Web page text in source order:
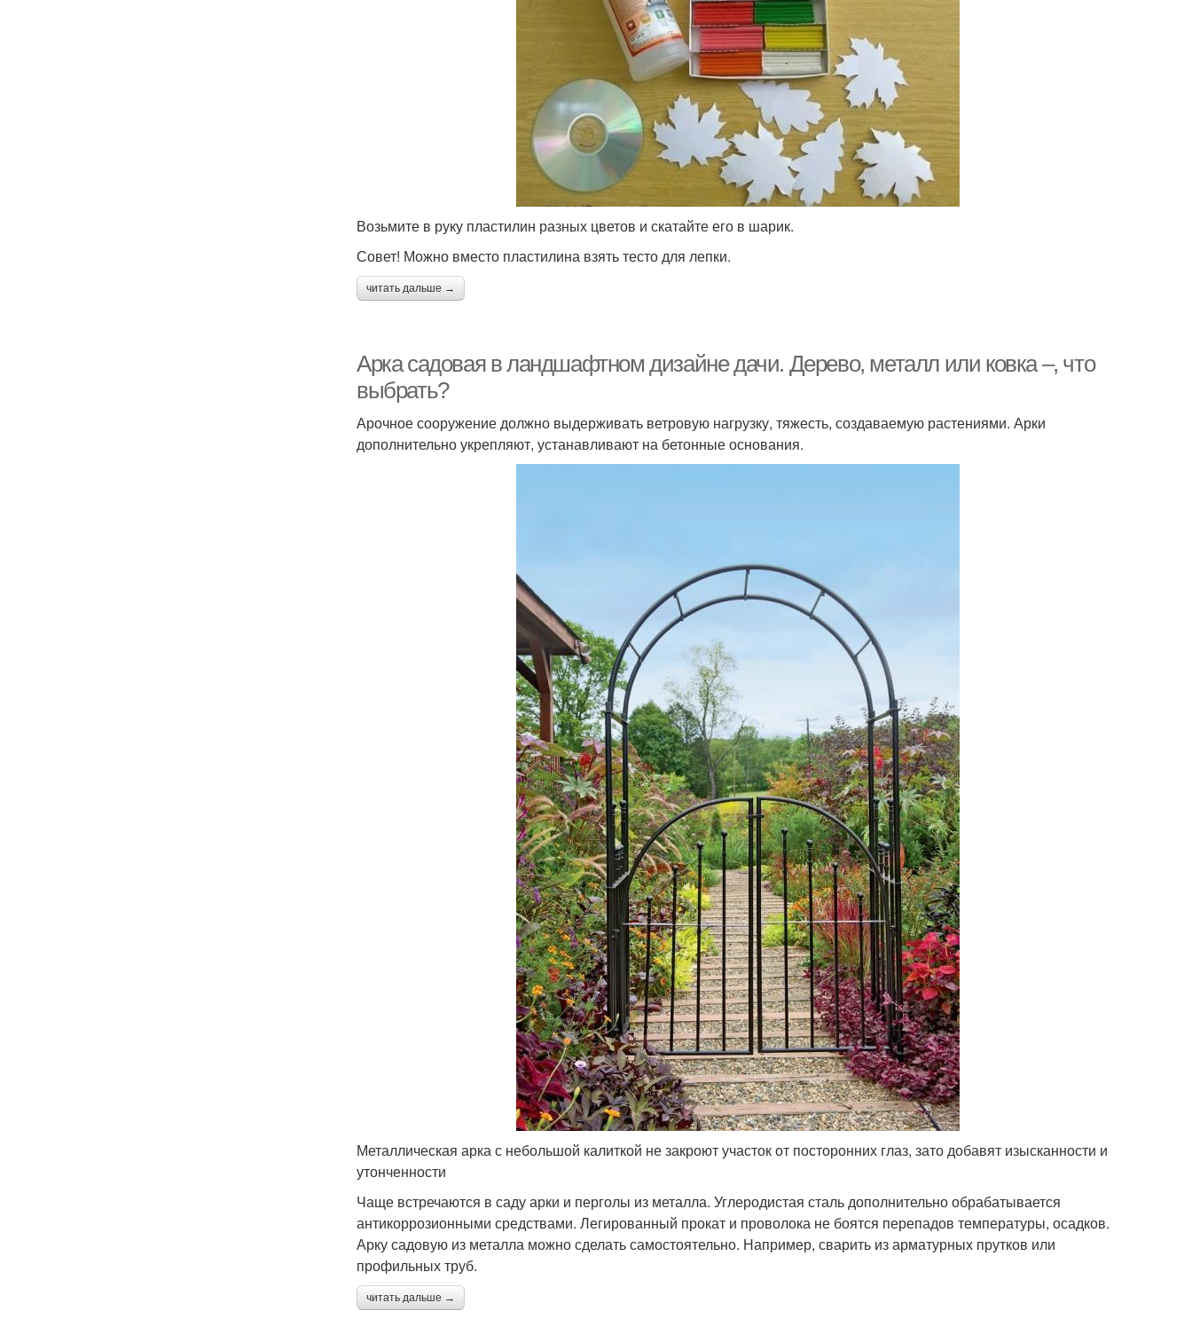
Возьмите в руку пластилин разных цветов и скатайте его в шарик.
Совет! Можно вместо пластилина взять тесто для лепки.
читать дальше →
Арка садовая в ландшафтном дизайне дачи. Дерево, металл или ковка –, что
выбрать?
Арочное сооружение должно выдерживать ветровую нагрузку, тяжесть, создаваемую растениями. Арки
дополнительно укрепляют, устанавливают на бетонные основания.
Металлическая арка с небольшой калиткой не закроют участок от посторонних глаз, зато добавят изысканности и
утонченности
Чаще встречаются в саду арки и перголы из металла. Углеродистая сталь дополнительно обрабатывается
антикоррозионными средствами. Легированный прокат и проволока не боятся перепадов температуры, осадков.
Арку садовую из металла можно сделать самостоятельно. Например, сварить из арматурных прутков или
профильных труб.
читать дальше →